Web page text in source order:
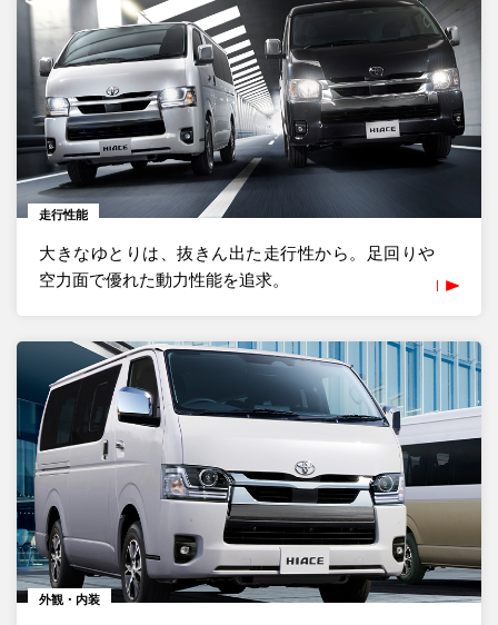
走行性能
大きなゆとりは、抜きん出た走行性から。足回りや
空力面で優れた動力性能を追求。
外観・内装